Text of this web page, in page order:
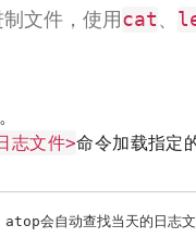
文件，使用cat 、
文件>命令加载指定
atop会自动查找当天的